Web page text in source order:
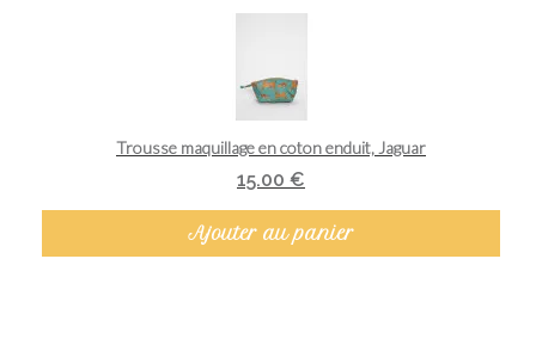
Aperçu rapide
Trousse maquillage en coton enduit, Jaguar
15.00 €
Ajouter au panier